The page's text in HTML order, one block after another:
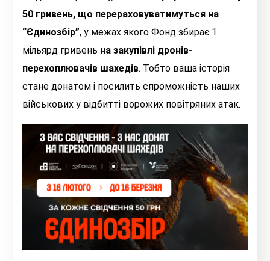
50 гривень, що перераховуватимуться на
“Єдинозбір”, у межах якого Фонд збирає 1
мільярд гривень на закупівлі дронів-
перехоплювачів шахедів. Тобто ваша історія
стане донатом і посилить спроможність наших
військових у відбитті ворожих повітряних атак.